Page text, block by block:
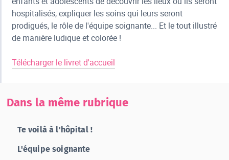
hospitalisés, expliquer les soins qui leurs seront
prodigués, le rôle de l'équipe soignante... Et le tout illustré
de manière ludique et colorée !
Télécharger le livret d'accueil
Dans la même rubrique
Te voilà à l'hôpital !
L'équipe soignante